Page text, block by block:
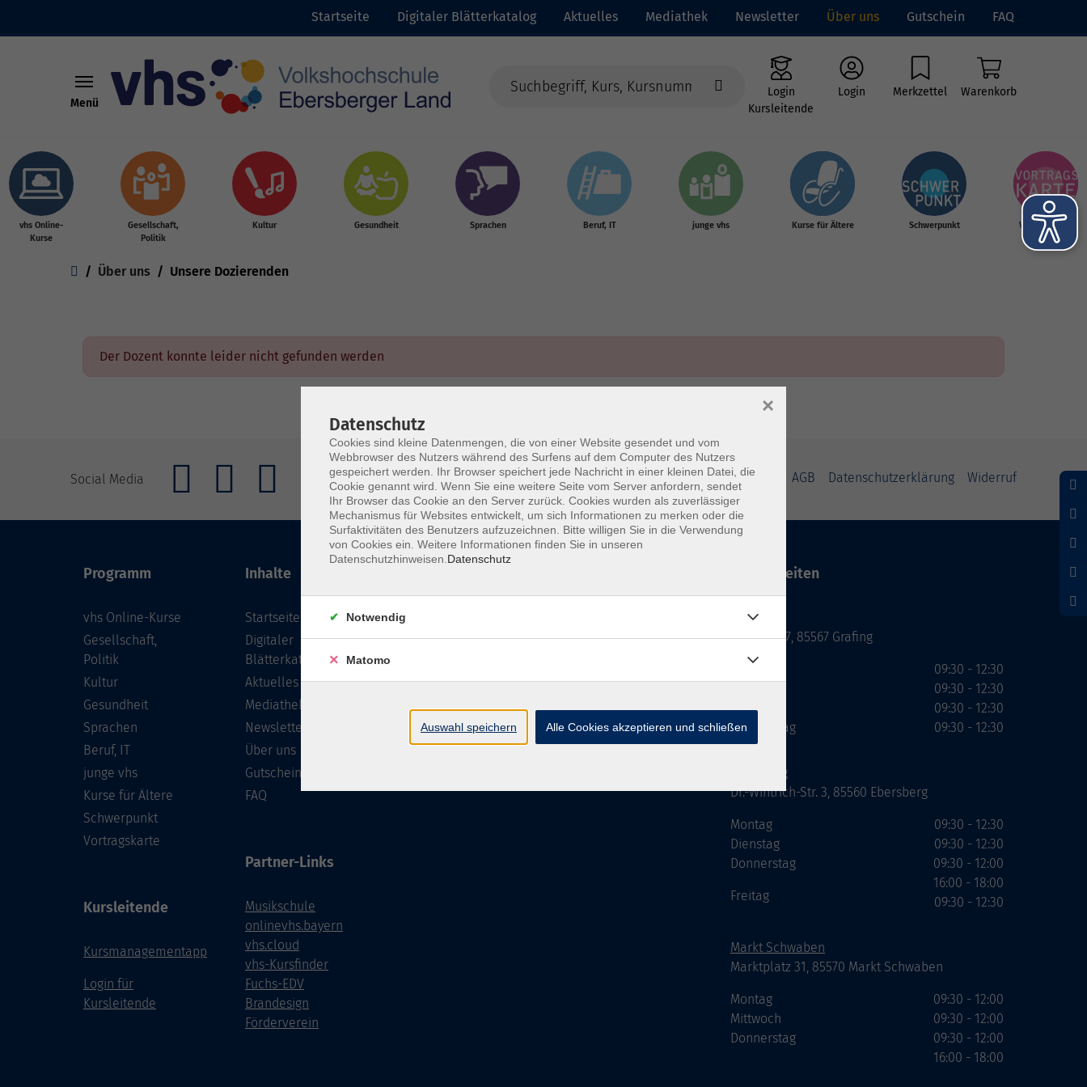
Startseite Digitaler Blätterkatalog Aktuelles Mediathek Newsletter Über uns Gutschein FAQ
Menü
Login
Kursleitende
Login Merkzettel Warenkorb
vhs Online-
Kurse
Gesellschaft,
Politik
Kultur Gesundheit Sprachen Beruf, IT junge vhs Kurse für Ältere Schwerpunkt Vortragskarte
You are here:
Über uns Unsere Dozierenden
Der Dozent konnte leider nicht gefunden werden
Social Media Barrierefreiheit Lage & Routenplan Impressum AGB Datenschutzerklärung Widerruf
Programm
vhs Online-Kurse
Gesellschaft,
Politik
Kultur
Gesundheit
Sprachen
Beruf, IT
junge vhs
Kurse für Ältere
Schwerpunkt
Vortragskarte
Kursleitende
Kursmanagementapp
Login für
Kursleitende
Inhalte
Startseite
Digitaler
Blätterkatalog
Aktuelles
Mediathek
Newsletter
Über uns
Gutschein
FAQ
Partner-Links
Musikschule
onlinevhs.bayern
vhs.cloud
vhs-Kursfinder
Fuchs-EDV
Brandesign
Förderverein
Griesstr. 27
info@vhs-ebersberger-land.de
Tel: 08092 8195-0
Servicezeiten
Grafing
Griesstr. 27, 85567 Grafing
Mittwoch
Donnerstag
09:30 - 12:30
09:30 - 12:30
09:30 - 12:30
09:30 - 12:30
Ebersberg
Dr.-Wintrich-Str. 3, 85560 Ebersberg
Montag
Dienstag
Donnerstag
Freitag
09:30 - 12:30
09:30 - 12:30
09:30 - 12:00
16:00 - 18:00
09:30 - 12:30
Markt Schwaben
Marktplatz 31, 85570 Markt Schwaben
Montag
Mittwoch
Donnerstag
09:30 - 12:00
09:30 - 12:00
09:30 - 12:00
16:00 - 18:00
Datenschutz
Cookies sind kleine Datenmengen, die von einer Website gesendet und vom
Webbrowser des Nutzers während des Surfens auf dem Computer des Nutzers
gespeichert werden. Ihr Browser speichert jede Nachricht in einer kleinen Datei, die
Cookie genannt wird. Wenn Sie eine weitere Seite vom Server anfordern, sendet
Ihr Browser das Cookie an den Server zurück. Cookies wurden als zuverlässiger
Mechanismus für Websites entwickelt, um sich Informationen zu merken oder die
Surfaktivitäten des Benutzers aufzuzeichnen. Bitte willigen Sie in die Verwendung
von Cookies ein. Weitere Informationen finden Sie in unseren
Datenschutzhinweisen. Datenschutz
×
Notwendig
Matomo
Auswahl speichern Alle Cookies akzeptieren und schließen